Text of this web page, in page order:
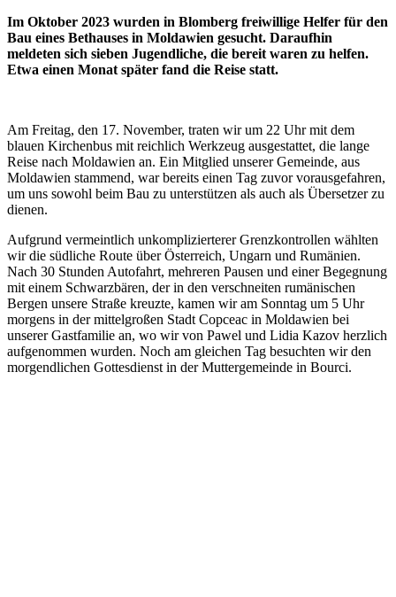
Im Oktober 2023 wurden in Blomberg freiwillige Helfer für den
Bau eines Bethauses in Moldawien gesucht. Daraufhin
meldeten sich sieben Jugendliche, die bereit waren zu helfen.
Etwa einen Monat später fand die Reise statt.
Am Freitag, den 17. November, traten wir um 22 Uhr mit dem
blauen Kirchenbus mit reichlich Werkzeug ausgestattet, die lange
Reise nach Moldawien an. Ein Mitglied unserer Gemeinde, aus
Moldawien stammend, war bereits einen Tag zuvor vorausgefahren,
um uns sowohl beim Bau zu unterstützen als auch als Übersetzer zu
dienen.
Aufgrund vermeintlich unkomplizierterer Grenzkontrollen wählten
wir die südliche Route über Österreich, Ungarn und Rumänien.
Nach 30 Stunden Autofahrt, mehreren Pausen und einer Begegnung
mit einem Schwarzbären, der in den verschneiten rumänischen
Bergen unsere Straße kreuzte, kamen wir am Sonntag um 5 Uhr
morgens in der mittelgroßen Stadt Copceac in Moldawien bei
unserer Gastfamilie an, wo wir von Pawel und Lidia Kazov herzlich
aufgenommen wurden. Noch am gleichen Tag besuchten wir den
morgendlichen Gottesdienst in der Muttergemeinde in Bourci.